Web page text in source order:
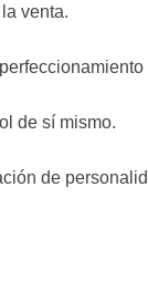
venta.
de sí mismo.
de